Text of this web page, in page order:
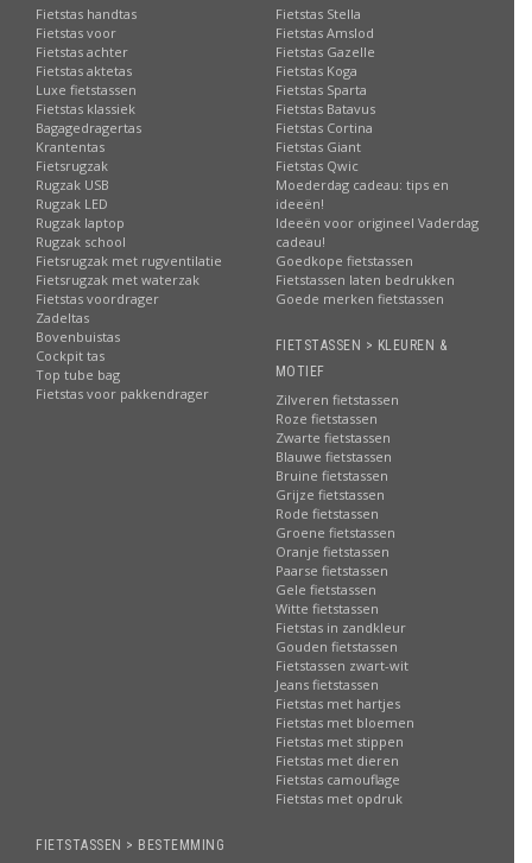
Fietstas handtas
Fietstas voor
Fietstas achter
Fietstas aktetas
Luxe fietstassen
Fietstas klassiek
Bagagedragertas
Krantentas
Fietsrugzak
Rugzak USB
Rugzak LED
Rugzak laptop
Rugzak school
Fietsrugzak met rugventilatie
Fietsrugzak met waterzak
Fietstas voordrager
Zadeltas
Bovenbuistas
Cockpit tas
Top tube bag
Fietstas voor pakkendrager
Fietstas Stella
Fietstas Amslod
Fietstas Gazelle
Fietstas Koga
Fietstas Sparta
Fietstas Batavus
Fietstas Cortina
Fietstas Giant
Fietstas Qwic
Moederdag cadeau: tips en
ideeën!
Ideeën voor origineel Vaderdag
cadeau!
Goedkope fietstassen
Fietstassen laten bedrukken
Goede merken fietstassen
FIETSTASSEN > KLEUREN &
MOTIEF
Zilveren fietstassen
Roze fietstassen
Zwarte fietstassen
Blauwe fietstassen
Bruine fietstassen
Grijze fietstassen
Rode fietstassen
Groene fietstassen
Oranje fietstassen
Paarse fietstassen
Gele fietstassen
Witte fietstassen
Fietstas in zandkleur
Gouden fietstassen
Fietstassen zwart-wit
Jeans fietstassen
Fietstas met hartjes
Fietstas met bloemen
Fietstas met stippen
Fietstas met dieren
Fietstas camouflage
Fietstas met opdruk
FIETSTASSEN > BESTEMMING